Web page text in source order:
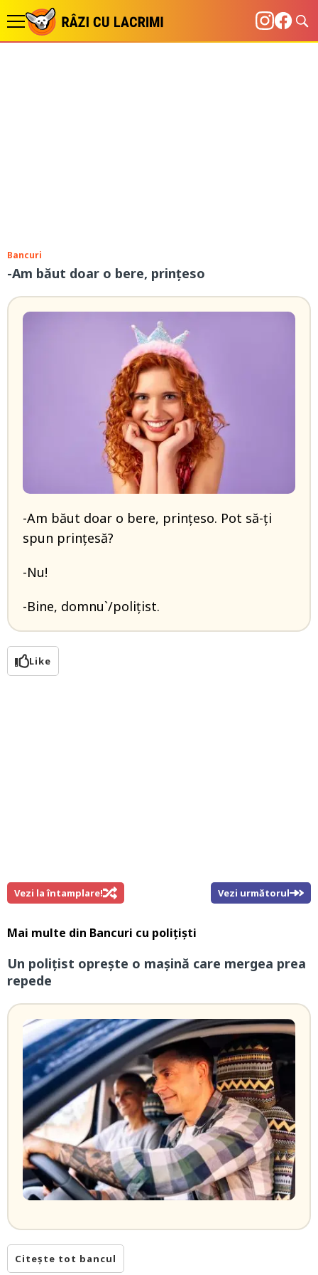
Bancuri
-Am băut doar o bere, prințeso
-Am băut doar o bere, prințeso. Pot să-ți
spun prințesă?
-Nu!
-Bine, domnu`/polițist.
Like
Vezi la întamplare! Vezi următorul
Mai multe din Bancuri cu polițiști
Un polițist oprește o mașină care mergea prea
repede
Citește tot bancul